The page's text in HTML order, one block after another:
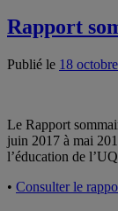
Rapport
Publié le 18
Le Rapport
juin 2017 à mai
l’éducation de
• Consulter le